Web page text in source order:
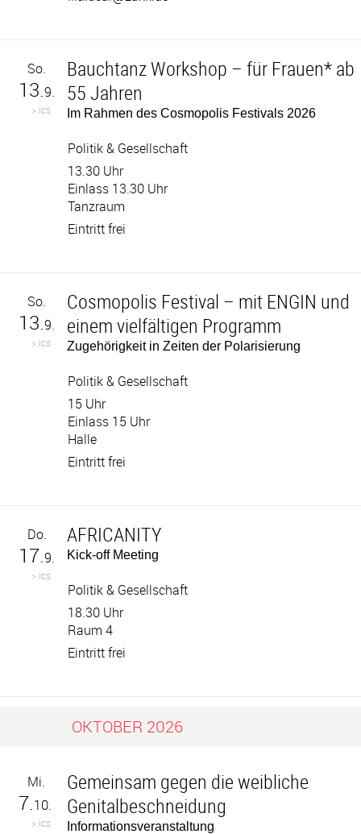
So.
13.9.
>.ics
Bauchtanz Workshop – für Frauen* ab
55 Jahren
Im Rahmen des Cosmopolis Festivals 2026
Politik & Gesellschaft
13.30 Uhr
Einlass 13.30 Uhr
Tanzraum
Eintritt frei
So.
13.9.
>.ics
Cosmopolis Festival – mit ENGIN und
einem vielfältigen Programm
Zugehörigkeit in Zeiten der Polarisierung
Politik & Gesellschaft
15 Uhr
Einlass 15 Uhr
Halle
Eintritt frei
Do.
17.9.
>.ics
AFRICANITY
Kick-off Meeting
Politik & Gesellschaft
18.30 Uhr
Raum 4
Eintritt frei
OKTOBER 2026
Mi.
7.10.
>.ics
Gemeinsam gegen die weibliche
Genitalbeschneidung
Informationsveranstaltung